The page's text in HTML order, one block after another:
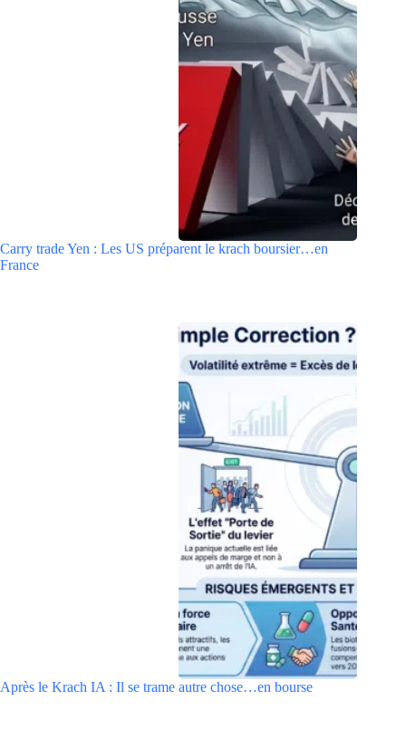
Carry trade Yen : Les US préparent le krach boursier…en
France
Après le Krach IA : Il se trame autre chose…en bourse